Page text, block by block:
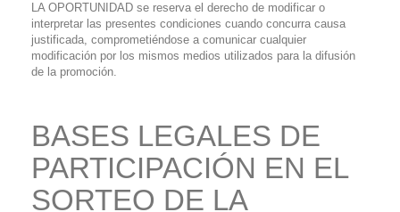
LA OPORTUNIDAD se reserva el derecho de modificar o
interpretar las presentes condiciones cuando concurra causa
justificada, comprometiéndose a comunicar cualquier
modificación por los mismos medios utilizados para la difusión
de la promoción.
BASES LEGALES DE
PARTICIPACIÓN EN EL
SORTEO DE LA